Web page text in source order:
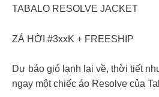
TABALO RESOLVE JACKET
ZÁ HỜI #3xxK + FREESHIP
Dự báo gió lạnh lại về, thời tiết
ngay một chiếc áo Resolve của